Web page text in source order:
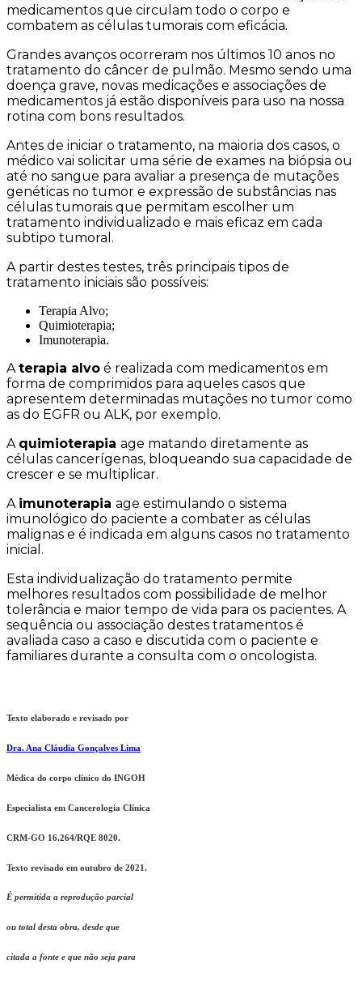
medicamentos que circulam todo o corpo e
combatem as células tumorais com eficácia.
Grandes avanços ocorreram nos últimos 10 anos no
tratamento do câncer de pulmão. Mesmo sendo uma
doença grave, novas medicações e associações de
medicamentos já estão disponíveis para uso na nossa
rotina com bons resultados.
Antes de iniciar o tratamento, na maioria dos casos, o
médico vai solicitar uma série de exames na biópsia ou
até no sangue para avaliar a presença de mutações
genéticas no tumor e expressão de substâncias nas
células tumorais que permitam escolher um
tratamento individualizado e mais eficaz em cada
subtipo tumoral.
A partir destes testes, três principais tipos de
tratamento iniciais são possíveis:
Terapia Alvo;
Quimioterapia;
Imunoterapia.
A terapia alvo é realizada com medicamentos em
forma de comprimidos para aqueles casos que
apresentem determinadas mutações no tumor como
as do EGFR ou ALK, por exemplo.
A quimioterapia age matando diretamente as
células cancerígenas, bloqueando sua capacidade de
crescer e se multiplicar.
A imunoterapia age estimulando o sistema
imunológico do paciente a combater as células
malignas e é indicada em alguns casos no tratamento
inicial.
Esta individualização do tratamento permite
melhores resultados com possibilidade de melhor
tolerância e maior tempo de vida para os pacientes. A
sequência ou associação destes tratamentos é
avaliada caso a caso e discutida com o paciente e
familiares durante a consulta com o oncologista.
Texto elaborado e revisado por
Dra. Ana Cláudia Gonçalves Lima
Médica do corpo clínico do INGOH
Especialista em Cancerologia Clínica
CRM-GO 16.264/RQE 8020.
Texto revisado em outubro de 2021.
É permitida a reprodução parcial
ou total desta obra, desde que
citada a fonte e que não seja para